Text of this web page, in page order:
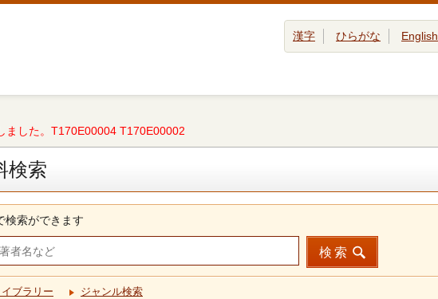
漢字 ひらがな English
ました。T170E00004 T170E00002
検索
検索ができます
検索
ブラリー ジャンル検索